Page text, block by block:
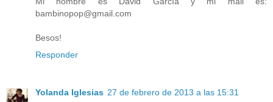
bambinopop@gmail.com
Besos!
Responder
Yolanda Iglesias 27 de febrero de 2013 a las 15:31